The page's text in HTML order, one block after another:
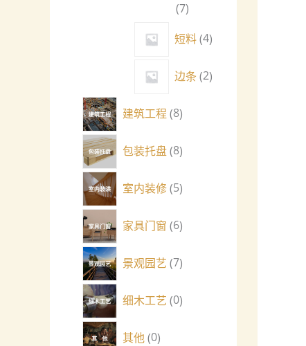
7
短料 4
边条 2
建筑工程 8
包装托盘 8
室内装修 5
家具门窗 6
景观园艺 7
细木工艺 0
其他 0